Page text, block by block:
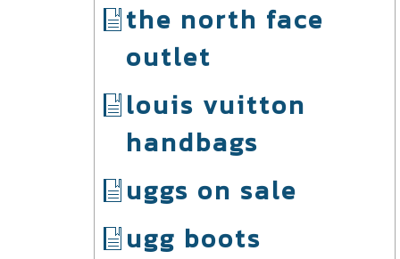
the north face
outlet
louis vuitton
handbags
uggs on sale
ugg boots